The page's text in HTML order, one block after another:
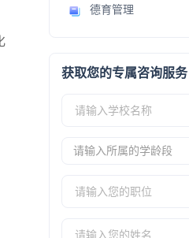
德育管理
获取您的专属咨询服务
请输入所属的学龄段